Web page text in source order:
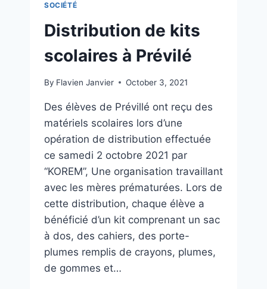
SOCIÉTÉ
Distribution de kits
scolaires à Prévilé
By Flavien Janvier October 3, 2021
Des élèves de Prévillé ont reçu des
matériels scolaires lors d’une
opération de distribution effectuée
ce samedi 2 octobre 2021 par
“KOREM”, Une organisation travaillant
avec les mères prématurées. Lors de
cette distribution, chaque élève a
bénéficié d’un kit comprenant un sac
à dos, des cahiers, des porte-
plumes remplis de crayons, plumes,
de gommes et…